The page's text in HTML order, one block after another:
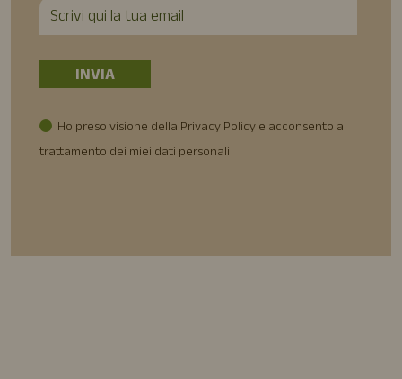
Ho preso visione della Privacy Policy e acconsento al
trattamento dei miei dati personali